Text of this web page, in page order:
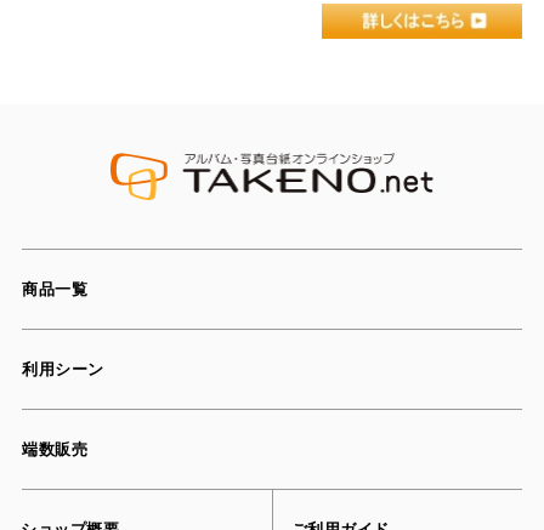
商品一覧
利用シーン
端数販売